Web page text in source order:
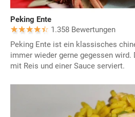
Peking Ente
1.358 Bewertungen
Peking Ente ist ein klassisches
immer wieder gerne gegessen wird.
mit Reis und einer Sauce serviert.